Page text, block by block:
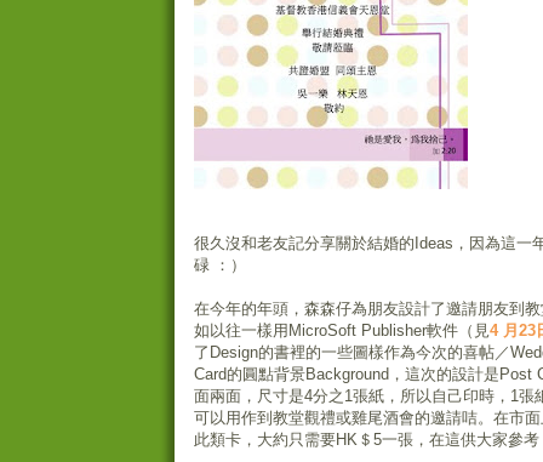
很久沒和老友記分享關於結婚的Ideas，因為這一
碌 ：）
在今年的年頭，森森仔為朋友設計了邀請朋友到
如以往一樣用MicroSoft Publisher軟件（見 4 月23
了Design的書裡的一些圖樣作為今次的喜帖／
Card的圓點背景Background，這次的設計是Post
面兩面，尺寸是4分之1張紙，所以自己印時，1張
可以用作到教堂觀禮或雞尾酒會的邀請咭。在市
此類卡，大約只需要HK＄5一張，在這供大家參